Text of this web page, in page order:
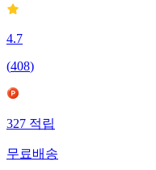
4.7
(408)
327 적립
무료배송